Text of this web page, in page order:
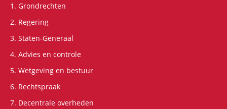
1. Grondrechten
2. Regering
3. Staten-Generaal
4. Advies en controle
5. Wetgeving en bestuur
6. Rechtspraak
7. Decentrale overheden